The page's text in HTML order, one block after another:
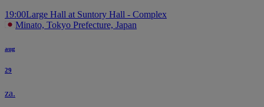
19:00Large Hall at Suntory Hall - Complex
Minato, Tokyo Prefecture, Japan
aug
29
za.